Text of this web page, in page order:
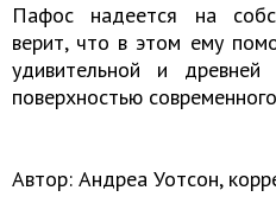
Пафос надеется на
верит, что в этом ему
удивительной и
поверхностью
Автор: Андреа Уотсон,